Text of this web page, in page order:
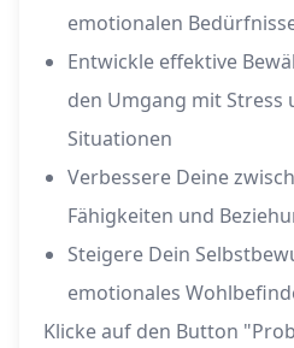
emotionalen
Entwickle effektive
den Umgang mit Stress
Situationen
Verbessere Deine
Fähigkeiten und
Steigere Dein
emotionales
Klicke auf den Button